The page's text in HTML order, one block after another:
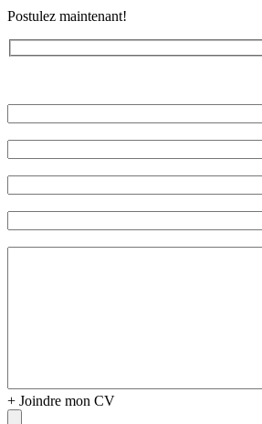
Postulez maintenant!
vide.
+ Joindre mon CV